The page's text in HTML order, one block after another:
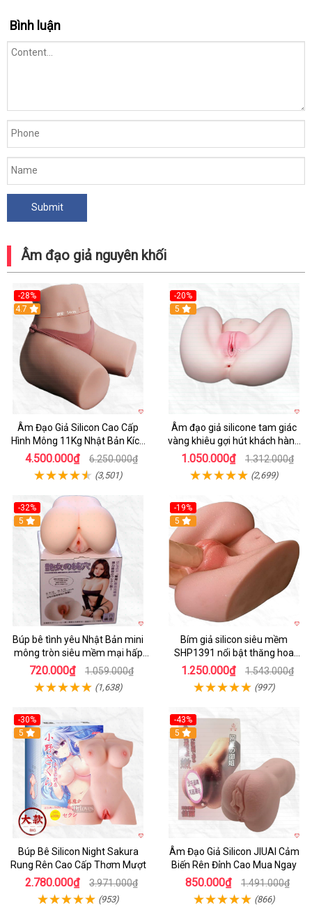
tròn
đùi
Tanami
5kg
hàng
xách
tay
Bình luận
Âm đạo giả nguyên khối
-28%
4.7
Âm Đạo Giả Silicon Cao Cấp
Hình Mông 11Kg Nhật Bản Kích
Thước Như Thật
4.500.000₫ 6.250.000₫
(3,501)
-20%
Hot
5
Âm đạo giả silicone tam giác
vàng khiêu gợi hút khách hàng
nam
1.050.000₫ 1.312.000₫
(2,699)
-32%
Hot
5
Búp bê tình yêu Nhật Bản mini
mông tròn siêu mềm mại hấp
dẫn
720.000₫ 1.059.000₫
(1,638)
-19%
Hot
5
Bím giả silicon siêu mềm
SHP1391 nổi bật thăng hoa
hoàn hảo
1.250.000₫ 1.543.000₫
(997)
-30%
Hot
5
Búp Bê Silicon Night Sakura
Rung Rên Cao Cấp Thơm Mượt
2.780.000₫ 3.971.000₫
(953)
-43%
5
Âm Đạo Giả Silicon JIUAI Cảm
Biến Rên Đỉnh Cao Mua Ngay
850.000₫ 1.491.000₫
(866)